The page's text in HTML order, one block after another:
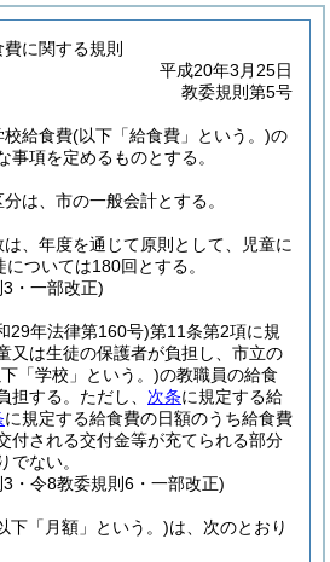
に関する規則
平成20年3月25日
教委規則第5号
校給食費(以下「給食費」という。)の
事項を定めるものとする。
は、市の一般会計とする。
、年度を通じて原則として、児童に
ついては180回とする。
・一部改正)
29年法律第160号)第11条第2項に規
又は生徒の保護者が負担し、市立の
「学校」という。)の教職員の給食
担する。 ただし、 次条に規定する給
に規定する給食費の日額のうち給食費
付される交付金等が充てられる部分
でない。
・令8教委規則6・一部改正)
下「月額」という。)は、次のとおり